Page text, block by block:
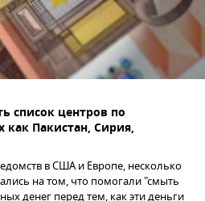
список центров по
Пакистан, Сирия,
в США и Европе, несколько
на том, что помогали "смыть
денег перед тем, как эти деньги